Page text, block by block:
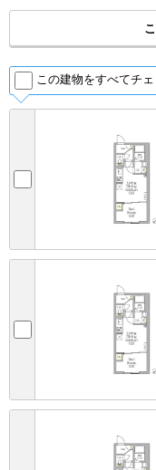
この建物をすべてチェ